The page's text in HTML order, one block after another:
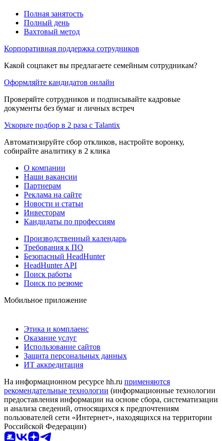
Полная занятость
Полный день
Вахтовый метод
Корпоративная поддержка сотрудников
Какой соцпакет вы предлагаете семейным сотрудникам?
Оформляйте кандидатов онлайн
Проверяйте сотрудников и подписывайте кадровые
документы без бумаг и личных встреч
Ускорьте подбор в 2 раза с Talantix
Автоматизируйте сбор откликов, настройте воронку,
собирайте аналитику в 2 клика
О компании
Наши вакансии
Партнерам
Реклама на сайте
Новости и статьи
Инвесторам
Кандидаты по профессиям
Производственный календарь
Требования к ПО
Безопасный HeadHunter
HeadHunter API
Поиск работы
Поиск по резюме
Мобильное приложение
Этика и комплаенс
Оказание услуг
Использование сайтов
Защита персональных данных
ИТ аккредитация
На информационном ресурсе hh.ru применяются
рекомендательные технологии (информационные технологии
предоставления информации на основе сбора, систематизации
и анализа сведений, относящихся к предпочтениям
пользователей сети «Интернет», находящихся на территории
Российской Федерации)